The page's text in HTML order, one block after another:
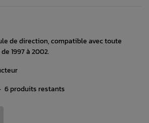
de direction, compatible avec toute
1997 à 2002.
6 produits restants